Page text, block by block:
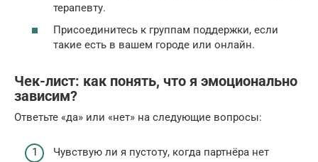
терапевту.
Присоединитесь к группам поддержки, если
такие есть в вашем городе или онлайн.
Чек-лист: как понять, что я эмоционально
зависим?
Ответьте «да» или «нет» на следующие вопросы:
Чувствую ли я пустоту, когда партнёра нет